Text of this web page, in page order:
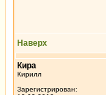
Наверх
Кира
Кирилл
Зарегистрирован: